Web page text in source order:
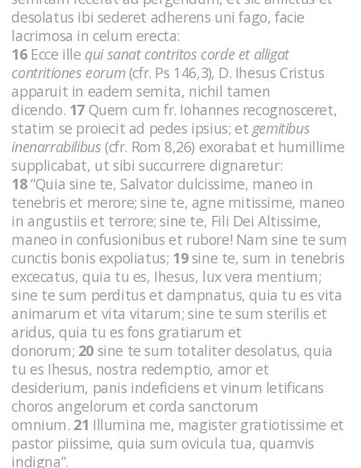
desolatus ibi sederet adherens uni fago, facie
lacrimosa in celum erecta:
16Ecce ille qui sanat contritos corde et alligat
contritiones eorum(cfr. Ps 146,3), D. Ihesus Cristus
apparuit in eadem semita, nichil tamen
dicendo. 17 Quem cum fr. Iohannes recognosceret,
statim se proiecit ad pedes ipsius; et gemitibus
inenarrabilibus (cfr. Rom 8,26) exorabat et humillime
supplicabat, ut sibi succurrere dignaretur:
18“Quia sine te, Salvator dulcissime, maneo in
tenebris et merore; sine te, agne mitissime, maneo
in angustiis et terrore; sine te, Fili Dei Altissime,
maneo in confusionibus et rubore! Nam sine te sum
cunctis bonis expoliatus; 19sine te, sum in tenebris
excecatus, quia tu es, Ihesus, lux vera mentium;
sine te sum perditus et dampnatus, quia tu es vita
animarum et vita vitarum; sine te sum sterilis et
aridus, quia tu es fons gratiarum et
donorum; 20 sine te sum totaliter desolatus, quia
tu es Ihesus, nostra redemptio, amor et
desiderium, panis indeficiens et vinum letificans
choros angelorum et corda sanctorum
omnium. 21 Illumina me, magister gratiotissime et
pastor piissime, quia sum ovicula tua, quamvis
indigna”.